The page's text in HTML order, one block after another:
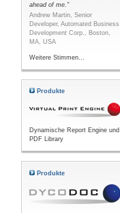
ahead of me."
Andrew Martin, Senior
Developer, Automated Business
Development Corp., Boston,
MA, USA
Weitere Stimmen...
Produkte
Dynamische Report Engine und
PDF Library
Produkte